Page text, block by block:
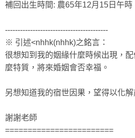
補回出生時間: 農65年12月15日午時
-----------------------------------------
※ 引述<nhhk(nhhk)之銘言：
很想知到我的姻緣什麼時候出現，
麼特質，將來婚姻會否幸福。
另想知道我的宿世因果，望得以化解
謝謝老師
========================